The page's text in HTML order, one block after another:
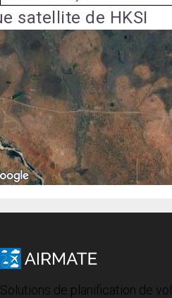
satellite de HKSI
Solutions de planification de vol